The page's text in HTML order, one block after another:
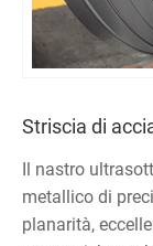
Striscia di
Il nastro
metallico di
planarità,